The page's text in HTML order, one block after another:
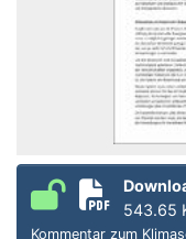
543.65
Kommentar zum